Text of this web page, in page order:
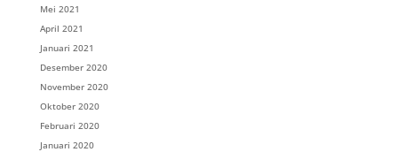
Mei 2021
April 2021
Januari 2021
Desember 2020
November 2020
Oktober 2020
Februari 2020
Januari 2020